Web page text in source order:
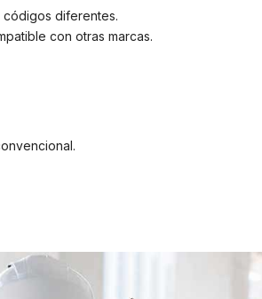
códigos diferentes.
con otras marcas.